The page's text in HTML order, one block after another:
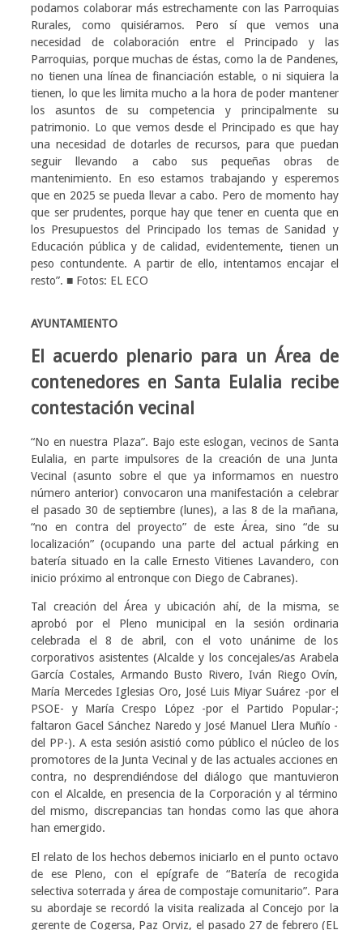
podamos colaborar más estrechamente con las Parroquias
Rurales, como quisiéramos. Pero sí que vemos una
necesidad de colaboración entre el Principado y las
Parroquias, porque muchas de éstas, como la de Pandenes,
no tienen una línea de financiación estable, o ni siquiera la
tienen, lo que les limita mucho a la hora de poder mantener
los asuntos de su competencia y principalmente su
patrimonio. Lo que vemos desde el Principado es que hay
una necesidad de dotarles de recursos, para que puedan
seguir llevando a cabo sus pequeñas obras de
mantenimiento. En eso estamos trabajando y esperemos
que en 2025 se pueda llevar a cabo. Pero de momento hay
que ser prudentes, porque hay que tener en cuenta que en
los Presupuestos del Principado los temas de Sanidad y
Educación pública y de calidad, evidentemente, tienen un
peso contundente. A partir de ello, intentamos encajar el
resto”. ■ Fotos: EL ECO
AYUNTAMIENTO
El acuerdo plenario para un Área de
contenedores en Santa Eulalia recibe
contestación vecinal
“No en nuestra Plaza”. Bajo este eslogan, vecinos de Santa
Eulalia, en parte impulsores de la creación de una Junta
Vecinal (asunto sobre el que ya informamos en nuestro
número anterior) convocaron una manifestación a celebrar
el pasado 30 de septiembre (lunes), a las 8 de la mañana,
“no en contra del proyecto” de este Área, sino “de su
localización” (ocupando una parte del actual párking en
batería situado en la calle Ernesto Vitienes Lavandero, con
inicio próximo al entronque con Diego de Cabranes).
Tal creación del Área y ubicación ahí, de la misma, se
aprobó por el Pleno municipal en la sesión ordinaria
celebrada el 8 de abril, con el voto unánime de los
corporativos asistentes (Alcalde y los concejales/as Arabela
García Costales, Armando Busto Rivero, Iván Riego Ovín,
María Mercedes Iglesias Oro, José Luis Miyar Suárez -por el
PSOE- y María Crespo López -por el Partido Popular-;
faltaron Gacel Sánchez Naredo y José Manuel Llera Muñío -
del PP-). A esta sesión asistió como público el núcleo de los
promotores de la Junta Vecinal y de las actuales acciones en
contra, no desprendiéndose del diálogo que mantuvieron
con el Alcalde, en presencia de la Corporación y al término
del mismo, discrepancias tan hondas como las que ahora
han emergido.
El relato de los hechos debemos iniciarlo en el punto octavo
de ese Pleno, con el epígrafe de “Batería de recogida
selectiva soterrada y área de compostaje comunitario”. Para
su abordaje se recordó la visita realizada al Concejo por la
gerente de Cogersa, Paz Orviz, el pasado 27 de febrero (EL